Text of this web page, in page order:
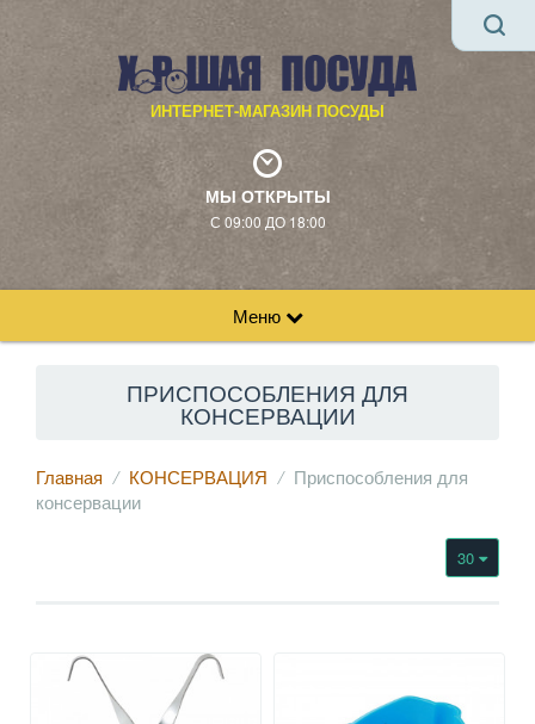
ИНТЕРНЕТ-МАГАЗИН ПОСУДЫ
МЫ ОТКРЫТЫ
С 09:00 ДО 18:00
Меню
ПРИСПОСОБЛЕНИЯ ДЛЯ
КОНСЕРВАЦИИ
Главная КОНСЕРВАЦИЯ
Приспособления для
консервации
30